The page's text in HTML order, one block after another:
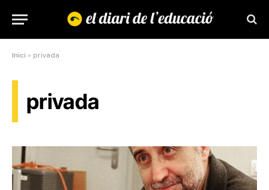
Inici » privada
privada